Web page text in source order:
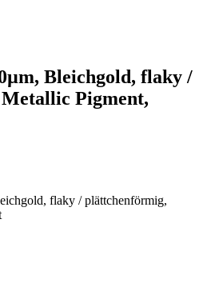
Bleichgold, flaky /
Pigment,